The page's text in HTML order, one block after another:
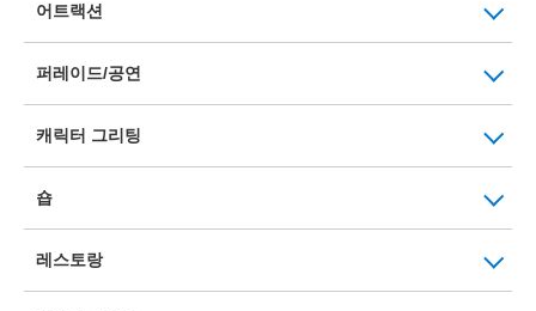
어트랙션
퍼레이드/공연
캐릭터 그리팅
숍
레스토랑